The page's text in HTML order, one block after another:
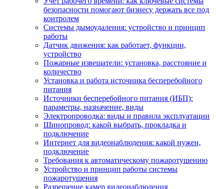
безопасности помогают бизнесу держать все под
контролем
Системы дымоудаления: устройство и принцип
работы
Датчик движения: как работает, функции,
устройство
Пожарные извещатели: установка, расстояние и
количество
Установка и работа источника бесперебойного
питания
Источники бесперебойного питания (ИБП):
параметры, назначение, виды
Электропроводка: виды и правила эксплуатации
Шинопровод: какой выбрать, прокладка и
подключение
Интернет для видеонаблюдения: какой нужен,
подключение
Требования к автоматическому пожаротушению
Устройство и принцип работы системы
пожаротушения
Разрешение камер видеонаблюдения